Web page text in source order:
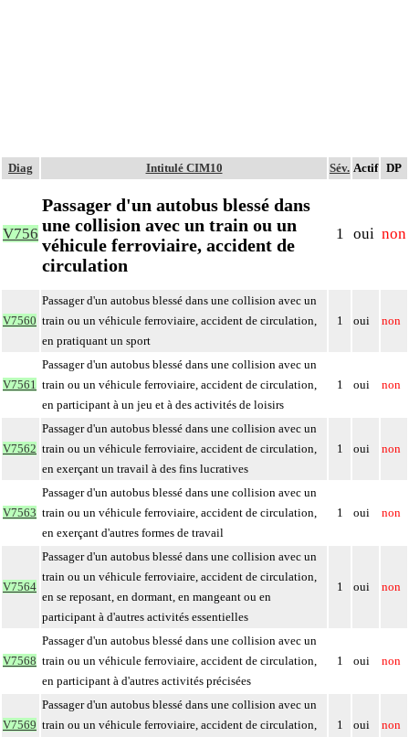
Diag Intitulé CIM10 Sév. Actif DP
V756
Passager d'un autobus blessé dans
une collision avec un train ou un
véhicule ferroviaire, accident de
circulation
1 oui non
V7560
Passager d'un autobus blessé dans une collision avec un
train ou un véhicule ferroviaire, accident de circulation,
en pratiquant un sport
1 oui non
V7561
Passager d'un autobus blessé dans une collision avec un
train ou un véhicule ferroviaire, accident de circulation,
en participant à un jeu et à des activités de loisirs
1 oui non
V7562
Passager d'un autobus blessé dans une collision avec un
train ou un véhicule ferroviaire, accident de circulation,
en exerçant un travail à des fins lucratives
1 oui non
V7563
Passager d'un autobus blessé dans une collision avec un
train ou un véhicule ferroviaire, accident de circulation,
en exerçant d'autres formes de travail
1 oui non
V7564
Passager d'un autobus blessé dans une collision avec un
train ou un véhicule ferroviaire, accident de circulation,
en se reposant, en dormant, en mangeant ou en
participant à d'autres activités essentielles
1 oui non
V7568
Passager d'un autobus blessé dans une collision avec un
train ou un véhicule ferroviaire, accident de circulation,
en participant à d'autres activités précisées
1 oui non
V7569
Passager d'un autobus blessé dans une collision avec un
train ou un véhicule ferroviaire, accident de circulation,
1 oui non